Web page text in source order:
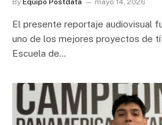
By Equipo Postdata mayo 14, 2026
El presente reportaje audiovisual
uno de los mejores proyectos de
Escuela de…